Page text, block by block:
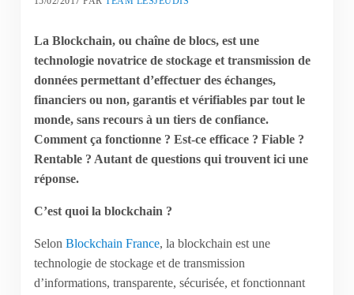
La Blockchain, ou chaîne de blocs, est une
technologie novatrice de stockage et transmission de
données permettant d’effectuer des échanges,
financiers ou non, garantis et vérifiables par tout le
monde, sans recours à un tiers de confiance.
Comment ça fonctionne ? Est-ce efficace ? Fiable ?
Rentable ? Autant de questions qui trouvent ici une
réponse.
C’est quoi la blockchain ?
Selon Blockchain France, la blockchain est une
technologie de stockage et de transmission
d’informations, transparente, sécurisée, et fonctionnant